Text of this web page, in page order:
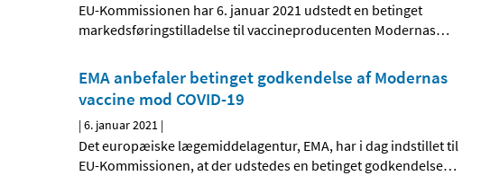
EU-Kommissionen har 6. januar 2021 udstedt en betinget
markedsføringstilladelse til vaccineproducenten Modernas…
EMA anbefaler betinget godkendelse af Modernas
vaccine mod COVID-19
|6. januar 2021 |
Det europæiske lægemiddelagentur, EMA, har i dag indstillet til
EU-Kommissionen, at der udstedes en betinget godkendelse…